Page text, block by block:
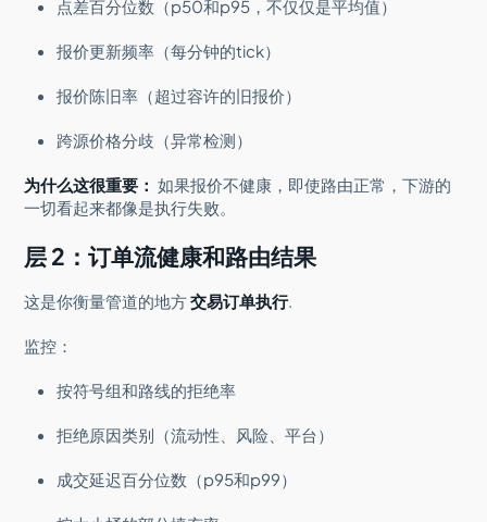
点差百分位数（p50和p95，不仅仅是平均值）
报价更新频率（每分钟的tick）
报价陈旧率（超过容许的旧报价）
跨源价格分歧（异常检测）
为什么这很重要： 如果报价不健康，即使路由正常，下游的
一切看起来都像是执行失败。
层 2：订单流健康和路由结果
这是你衡量管道的地方交易订单执行.
监控：
按符号组和路线的拒绝率
拒绝原因类别（流动性、风险、平台）
成交延迟百分位数（p95和p99）